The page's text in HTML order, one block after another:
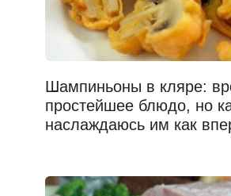
Шампиньоны в кляре:
простейшее блюдо, но
наслаждаюсь им как